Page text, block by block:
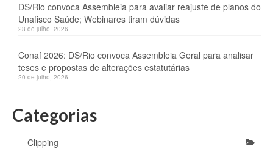
DS/Rio convoca Assembleia para avaliar reajuste de planos do
Unafisco Saúde; Webinares tiram dúvidas
23 de julho, 2026
Conaf 2026: DS/Rio convoca Assembleia Geral para analisar
teses e propostas de alterações estatutárias
20 de julho, 2026
Categorias
Clipping